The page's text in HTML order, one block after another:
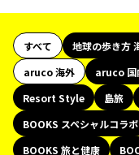
すべて 地球の歩き方
aruco 海外
aruco 国
Resort Style
島旅
BOOKS スペシャルコラボ
BOOKS 旅と健康